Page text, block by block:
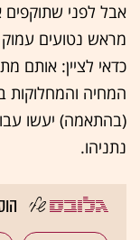
אבל לפני
מראש נטועים עמוק
כדאי לציין: אותם
המחיה והמחלוקות
(בהתאמה) יעשו
נתניהו.